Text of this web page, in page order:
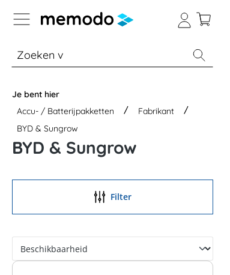
naar navigatie B2B-platform
% Sale Batterijopslag thuis
Je bent hier
Accu- / Batterijpakketten
Fabrikant
BYD & Sungrow
BYD & Sungrow
Filter